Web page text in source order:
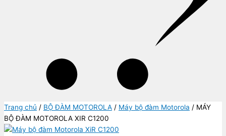
Trang chủ / BỘ ĐÀM MOTOROLA / Máy bộ đàm Motorola / MÁY
BỘ ĐÀM MOTOROLA XIR C1200